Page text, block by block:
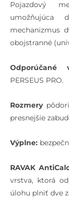
Pojazdový
umožňujúca
mechanizmus
obojstranné
Odporúčané
PERSEUS PRO.
Rozmery
presnejšie
Výplne:
RAVAK
vrstva, ktorá
úlohu plniť dve